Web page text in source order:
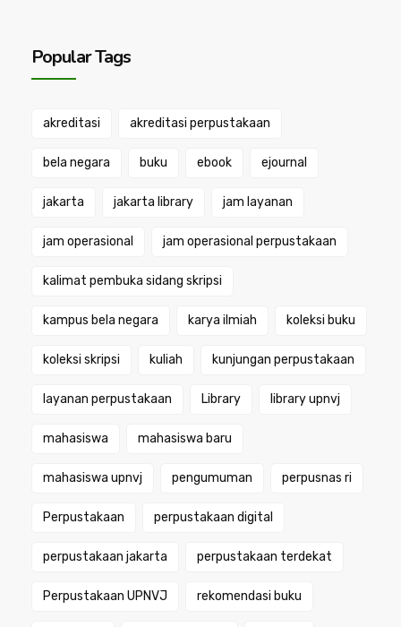
Popular Tags
akreditasi akreditasi perpustakaan
bela negara buku ebook ejournal
jakarta jakarta library jam layanan
jam operasional jam operasional perpustakaan
kalimat pembuka sidang skripsi
kampus bela negara karya ilmiah koleksi buku
koleksi skripsi kuliah kunjungan perpustakaan
layanan perpustakaan Library library upnvj
mahasiswa mahasiswa baru
mahasiswa upnvj pengumuman perpusnas ri
Perpustakaan perpustakaan digital
perpustakaan jakarta perpustakaan terdekat
Perpustakaan UPNVJ rekomendasi buku